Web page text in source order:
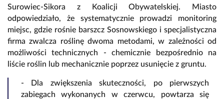
Surowiec-Sikora z Koalicji Obywatelskiej. Miasto
odpowiedziało, że systematycznie prowadzi monitoring
miejsc, gdzie rośnie barszcz Sosnowskiego i specjalistyczna
firma zwalcza roślinę dwoma metodami, w zależności od
możliwości technicznych - chemicznie bezpośrednio na
liście roślin lub mechanicznie poprzez usunięcie z gruntu.
- Dla zwiększenia skuteczności, po pierwszych
zabiegach wykonanych w czerwcu, powtarza się